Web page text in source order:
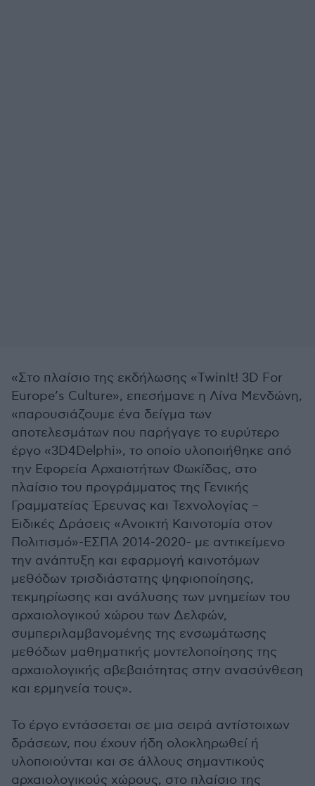
«Στο πλαίσιο της εκδήλωσης «TwinIt! 3D For
Europe’s Culture», επεσήμανε η Λίνα Μενδώνη,
«παρουσιάζουμε ένα δείγμα των
αποτελεσμάτων που παρήγαγε το ευρύτερο
έργο «3D4Delphi», το οποίο υλοποιήθηκε από
την Εφορεία Αρχαιοτήτων Φωκίδας, στο
πλαίσιο του προγράμματος της Γενικής
Γραμματείας Έρευνας και Τεχνολογίας –
Ειδικές Δράσεις «Ανοικτή Καινοτομία στον
Πολιτισμό»-ΕΣΠΑ 2014-2020- με αντικείμενο
την ανάπτυξη και εφαρμογή καινοτόμων
μεθόδων τρισδιάστατης ψηφιοποίησης,
τεκμηρίωσης και ανάλυσης των μνημείων του
αρχαιολογικού χώρου των Δελφών,
συμπεριλαμβανομένης της ενσωμάτωσης
μεθόδων μαθηματικής μοντελοποίησης της
αρχαιολογικής αβεβαιότητας στην ανασύνθεση
και ερμηνεία τους».
Το έργο εντάσσεται σε μια σειρά αντίστοιχων
δράσεων, που έχουν ήδη ολοκληρωθεί ή
υλοποιούνται και σε άλλους σημαντικούς
αρχαιολογικούς χώρους, στο πλαίσιο της